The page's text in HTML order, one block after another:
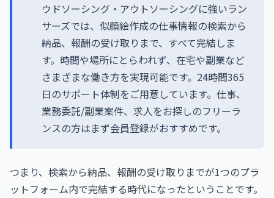
ウドソーシング・アウトソーシングに強いラン
サーズでは、似顔絵作成の仕事情報の検索から
納品、報酬の受け取りまで、すべて完結しま
す。時間や場所にとらわれず、在宅や副業など
さまざまな働き方を実現可能です。24時間365
日のサポート体制をご用意しています。仕事、
業務委託/副業案件、求人をお探しのフリーラ
ンスの方はまず会員登録がおすすめです。
つまり、検索から納品、報酬の受け取りまでが1つのプラ
ットフォーム内で完結する時代になったということです。